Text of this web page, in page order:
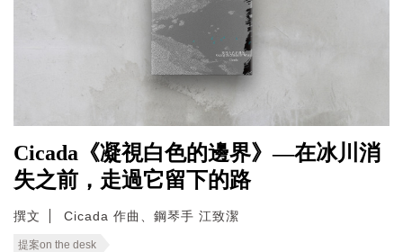
Cicada《凝視白色的邊界》—在冰川消
失之前，走過它留下的路
撰文 Cicada 作曲、鋼琴手 江致潔
提案on the desk